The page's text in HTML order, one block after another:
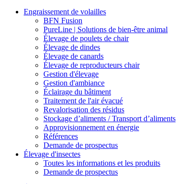
Engraissement de volailles
BFN Fusion
PureLine | Solutions de bien-être animal
Élevage de poulets de chair
Élevage de dindes
Élevage de canards
Élevage de reproducteurs chair
Gestion d'élevage
Gestion d'ambiance
Éclairage du bâtiment
Traitement de l'air évacué
Revalorisation des résidus
Stockage d’aliments / Transport d’aliments
Approvisionnement en énergie
Références
Demande de prospectus
Élevage d'insectes
Toutes les informations et les produits
Demande de prospectus